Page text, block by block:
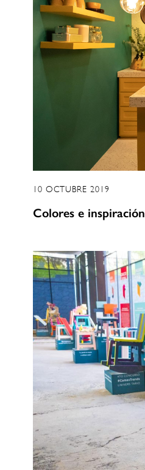
10 OCTUBRE 2019
Colores e inspiración